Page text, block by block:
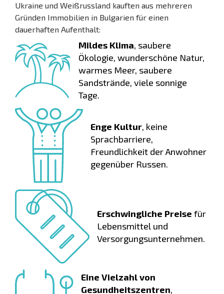
Ukraine und Weißrussland kauften aus mehreren
Gründen Immobilien in Bulgarien für einen
dauerhaften Aufenthalt:
Mildes Klima, saubere
Ökologie, wunderschöne Natur,
warmes Meer, saubere
Sandstrände, viele sonnige
Tage.
Enge Kultur, keine
Sprachbarriere,
Freundlichkeit der Anwohner
gegenüber Russen.
Erschwingliche Preise für
Lebensmittel und
Versorgungsunternehmen.
Eine Vielzahl von
Gesundheitszentren,